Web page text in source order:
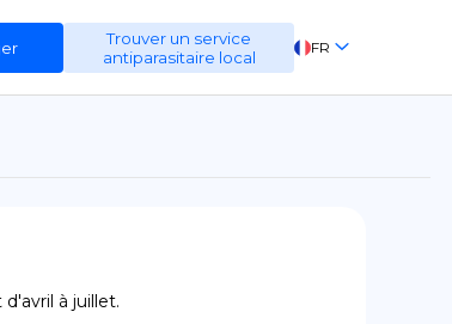
Trouver un service
antiparasitaire local
FR
EN
à juillet.